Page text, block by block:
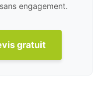
engagement.
gratuit